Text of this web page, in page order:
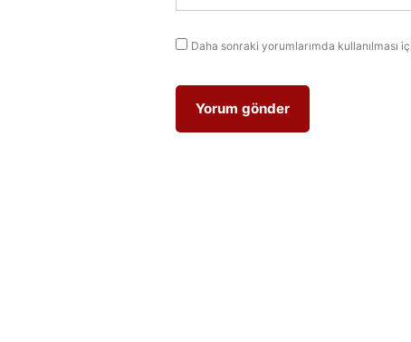
Daha sonraki yorumlarımda kullanılması